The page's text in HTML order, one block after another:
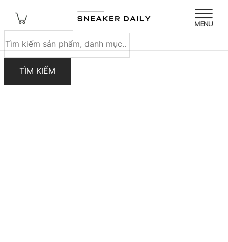
kiếm
TÌM KIẾM